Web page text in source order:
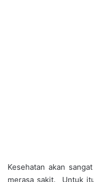
Kesehatan akan
merasa sakit. Untuk